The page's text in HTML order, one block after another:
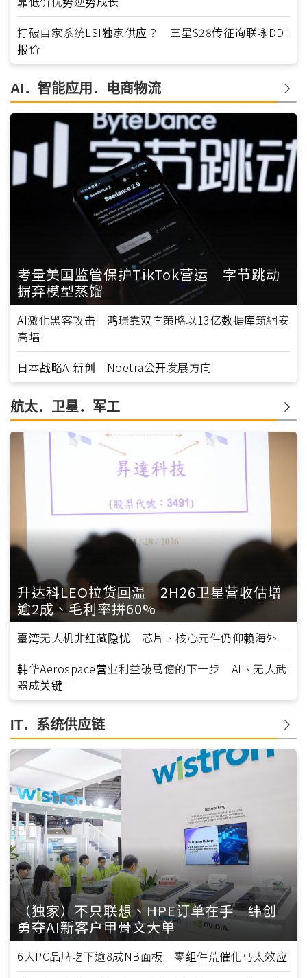
打破自家系统LSI独家供应？ 三星S28传征询联咏DDI
报价
AI．智能应用．电商物流
考量美国监管保护TikTok营运 字节跳动
摒弃模型蒸馏
AI激化黑客攻击 鸿璟靠双向策略以13亿数据库筑網安
高墙
日本战略AI新创 Noetra公开发展方向
航太．卫星．军工
升达科LEO拉货回温 2H26卫星营收估增
逾2成、毛利率拼60%
臺湾无人机非红藏隐忧 芯片、核心元件仍仰赖海外
韩华Aerospace营业利益破萬億的下一步 AI、无人武
器成关键
IT．系统供应链
（独家）不只联想、HPE订单在手 纬创
勇夺AI新客户甲骨文大单
6大PC品牌吃下逾8成NB面板 零组件荒催化马太效应